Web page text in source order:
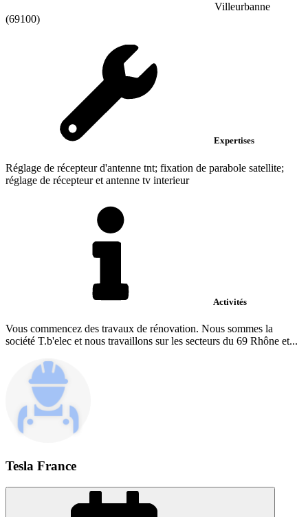
Villeurbanne
(69100)
Expertises
Réglage de récepteur d'antenne tnt; fixation de parabole satellite;
réglage de récepteur et antenne tv interieur
Activités
Vous commencez des travaux de rénovation. Nous sommes la
société T.b'elec et nous travaillons sur les secteurs du 69 Rhône et...
Tesla France